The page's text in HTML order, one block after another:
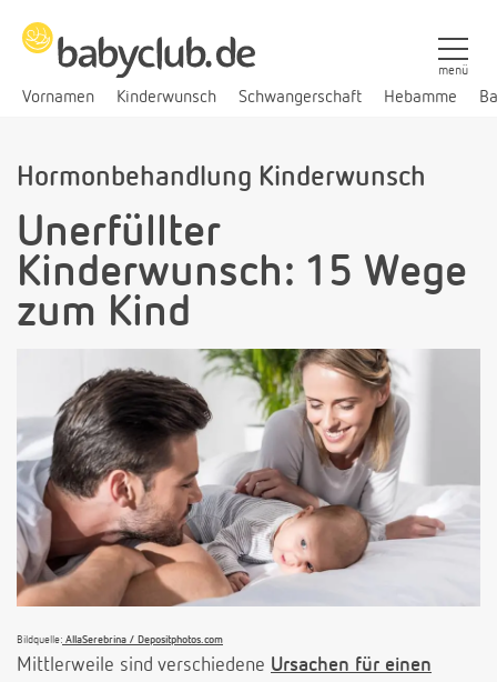
Vornamen Kinderwunsch Schwangerschaft Hebamme
menü
Hormonbehandlung Kinderwunsch
Unerfüllter
Kinderwunsch: 15 Wege
zum Kind
Bildquelle: AllaSerebrina / Depositphotos.com
Mittlerweile sind verschiedene Ursachen für einen